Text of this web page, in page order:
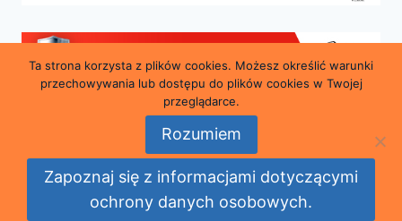
© 2026 Miejska i Powiatowa Biblioteka Publiczna
im. Marii Konopnickiej w Lubaniu
Ta strona korzysta z plików cookies. Możesz określić warunki
przechowywania lub dostępu do plików cookies w Twojej
przeglądarce.
Rozumiem
Zapoznaj się z informacjami dotyczącymi
ochrony danych osobowych.